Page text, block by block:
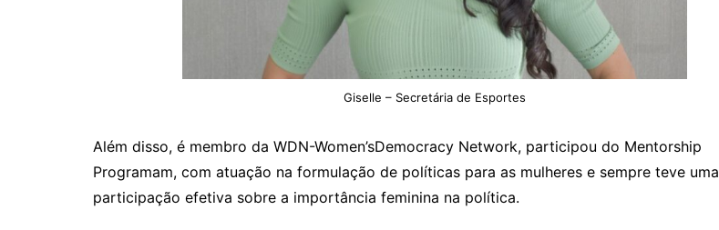
Giselle – Secretária de Esportes
Além disso, é membro da WDN-Women’sDemocracy Network, participou do Mentorship
Programam, com atuação na formulação de políticas para as mulheres e sempre teve uma
participação efetiva sobre a importância feminina na política.